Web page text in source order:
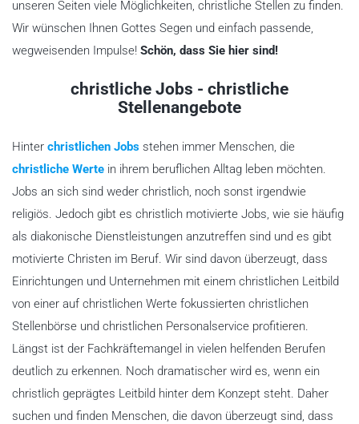
unseren Seiten viele Möglichkeiten, christliche Stellen zu finden.
Wir wünschen Ihnen Gottes Segen und einfach passende,
wegweisenden Impulse! Schön, dass Sie hier sind!
christliche Jobs - christliche
Stellenangebote
Hinter christlichen Jobs stehen immer Menschen, die
christliche Werte in ihrem beruflichen Alltag leben möchten.
Jobs an sich sind weder christlich, noch sonst irgendwie
religiös. Jedoch gibt es christlich motivierte Jobs, wie sie häufig
als diakonische Dienstleistungen anzutreffen sind und es gibt
motivierte Christen im Beruf. Wir sind davon überzeugt, dass
Einrichtungen und Unternehmen mit einem christlichen Leitbild
von einer auf christlichen Werte fokussierten christlichen
Stellenbörse und christlichen Personalservice profitieren.
Längst ist der Fachkräftemangel in vielen helfenden Berufen
deutlich zu erkennen. Noch dramatischer wird es, wenn ein
christlich geprägtes Leitbild hinter dem Konzept steht. Daher
suchen und finden Menschen, die davon überzeugt sind, dass